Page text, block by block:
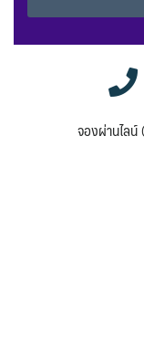
Alternative:
จองผ่านไล